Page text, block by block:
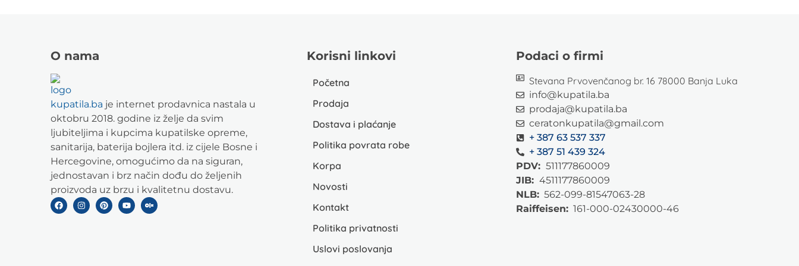
O nama
kupatila.ba je internet prodavnica nastala u
oktobru 2018. godine iz želje da svim
ljubiteljima i kupcima kupatilske opreme,
sanitarija, baterija bojlera itd. iz cijele Bosne i
Hercegovine, omogućimo da na siguran,
jednostavan i brz način dođu do željenih
proizvoda uz brzu i kvalitetnu dostavu.
Korisni linkovi
Početna
Prodaja
Dostava i plaćanje
Politika povrata robe
Korpa
Novosti
Kontakt
Politika privatnosti
Uslovi poslovanja
Podaci o firmi
Stevana Prvovenčanog br. 16 78000 Banja Luka
info@kupatila.ba
prodaja@kupatila.ba
ceratonkupatila@gmail.com
+ 387 63 537 337
+ 387 51 439 324
PDV: 511177860009
JIB: 4511177860009
NLB:562-099-81547063-28
Raiffeisen:161-000-02430000-46